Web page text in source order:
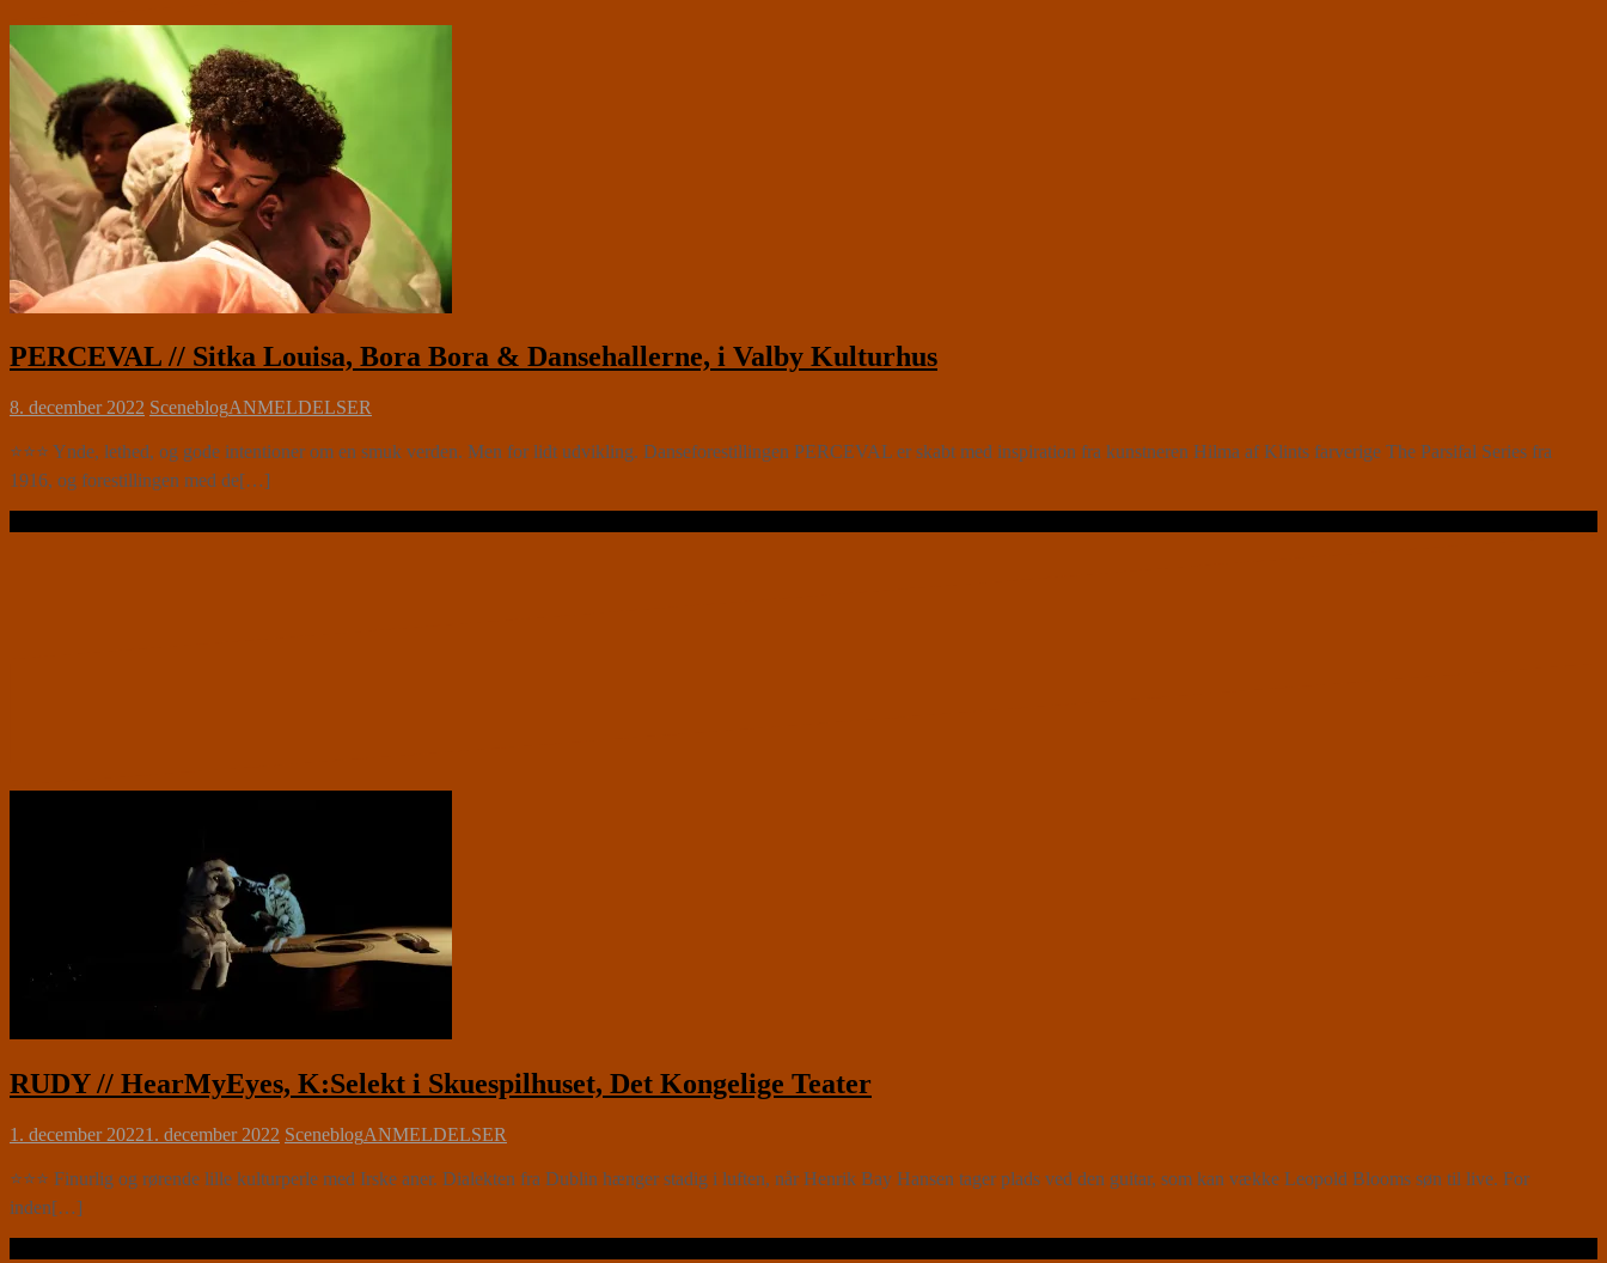
PERCEVAL // Sitka Louisa, Bora Bora & Dansehallerne, i Valby Kulturhus
8. december 2022 SceneblogANMELDELSER
⭐⭐⭐ Ynde, lethed, og gode intentioner om en smuk verden. Men for lidt udvikling. Danseforestillingen PERCEVAL er skabt med inspiration fra kunstneren Hilma af Klints farverige The Parsifal Series fra
1916, og forestillingen med de[…]
RUDY // HearMyEyes, K:Selekt i Skuespilhuset, Det Kongelige Teater
1. december 20221. december 2022 SceneblogANMELDELSER
⭐⭐⭐ Finurlig og rørende lille kulturperle med Irske aner. Dialekten fra Dublin hænger stadig i luften, når Henrik Bay Hansen tager plads ved den guitar, som kan vække Leopold Blooms søn til live. For
inden[…]